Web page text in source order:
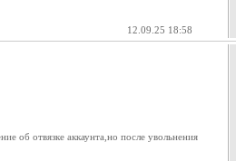
12.09.25 18:58
об отвязке аккаунта,но после увольнения